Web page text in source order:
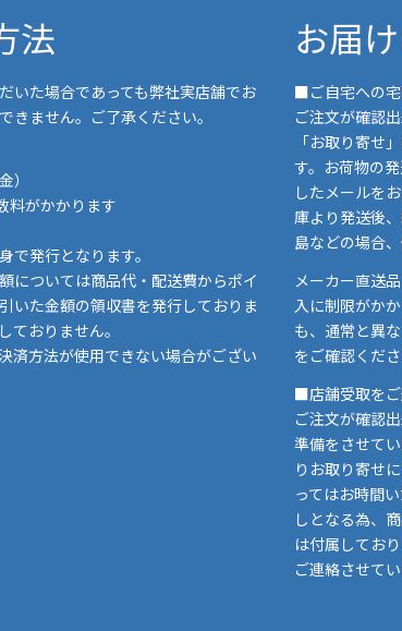
法
いた場合であっても弊社実店舗でお
きません。ご了承ください。
）
がかかります
発行となります。
については商品代・配送費からポイ
いた金額の領収書を発行しておりま
ておりません。
済方法が使用できない場合がござい
お届
■ご自宅への
ご注文が確認
「お取り寄せ
す。お荷物の
したメールを
庫より発送後
島などの場合
メーカー直送
入に制限がか
も、通常と異
をご確認くださ
■店舗受取を
ご注文が確認
準備をさせて
りお取り寄せ
ってはお時間
しとなる為、
は付属してお
ご連絡させてい